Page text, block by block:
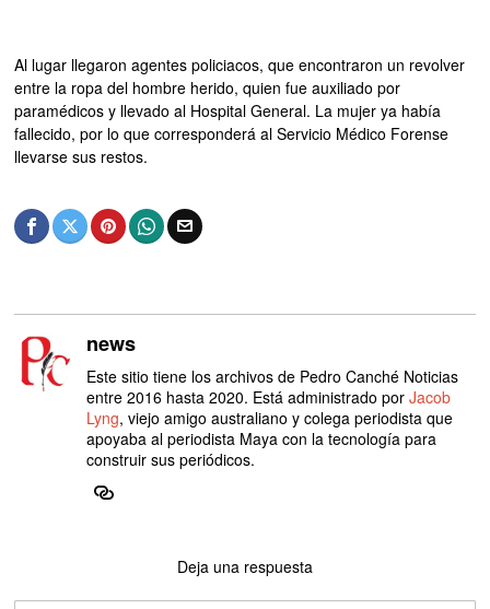
Al lugar llegaron agentes policiacos, que encontraron un revolver
entre la ropa del hombre herido, quien fue auxiliado por
paramédicos y llevado al Hospital General. La mujer ya había
fallecido, por lo que corresponderá al Servicio Médico Forense
llevarse sus restos.
news
Este sitio tiene los archivos de Pedro Canché Noticias
entre 2016 hasta 2020. Está administrado porJacob
Lyng, viejo amigo australiano y colega periodista que
apoyaba al periodista Maya con la tecnología para
construir sus periódicos.
Deja una respuesta